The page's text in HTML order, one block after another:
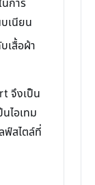
การ
เนียน
เสื้อผ้า
จึงเป็น
ไอเทม
ฟ์สไตล์ที่